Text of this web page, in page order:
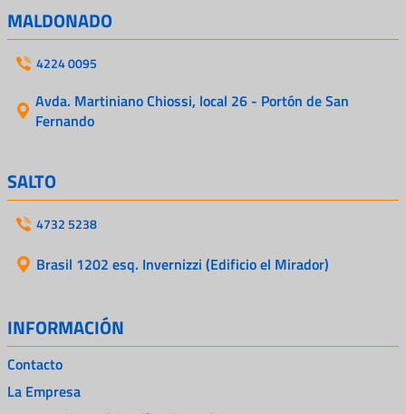
MALDONADO
4224 0095
Avda. Martiniano Chiossi, local 26 - Portón de San
Fernando
SALTO
4732 5238
Brasil 1202 esq. Invernizzi (Edificio el Mirador)
INFORMACIÓN
Contacto
La Empresa